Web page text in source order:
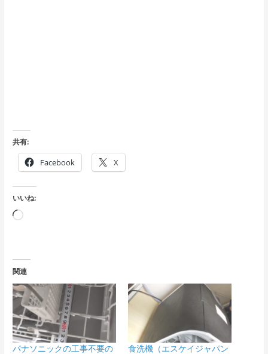
共有:
Facebook X
いいね:
読
み
中…
関連
パナソニックの工事不要の
食洗機（エスケイジャパン